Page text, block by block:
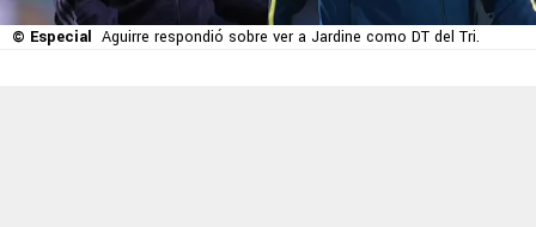
© Especial Aguirre respondió sobre ver a Jardine como DT del Tri.